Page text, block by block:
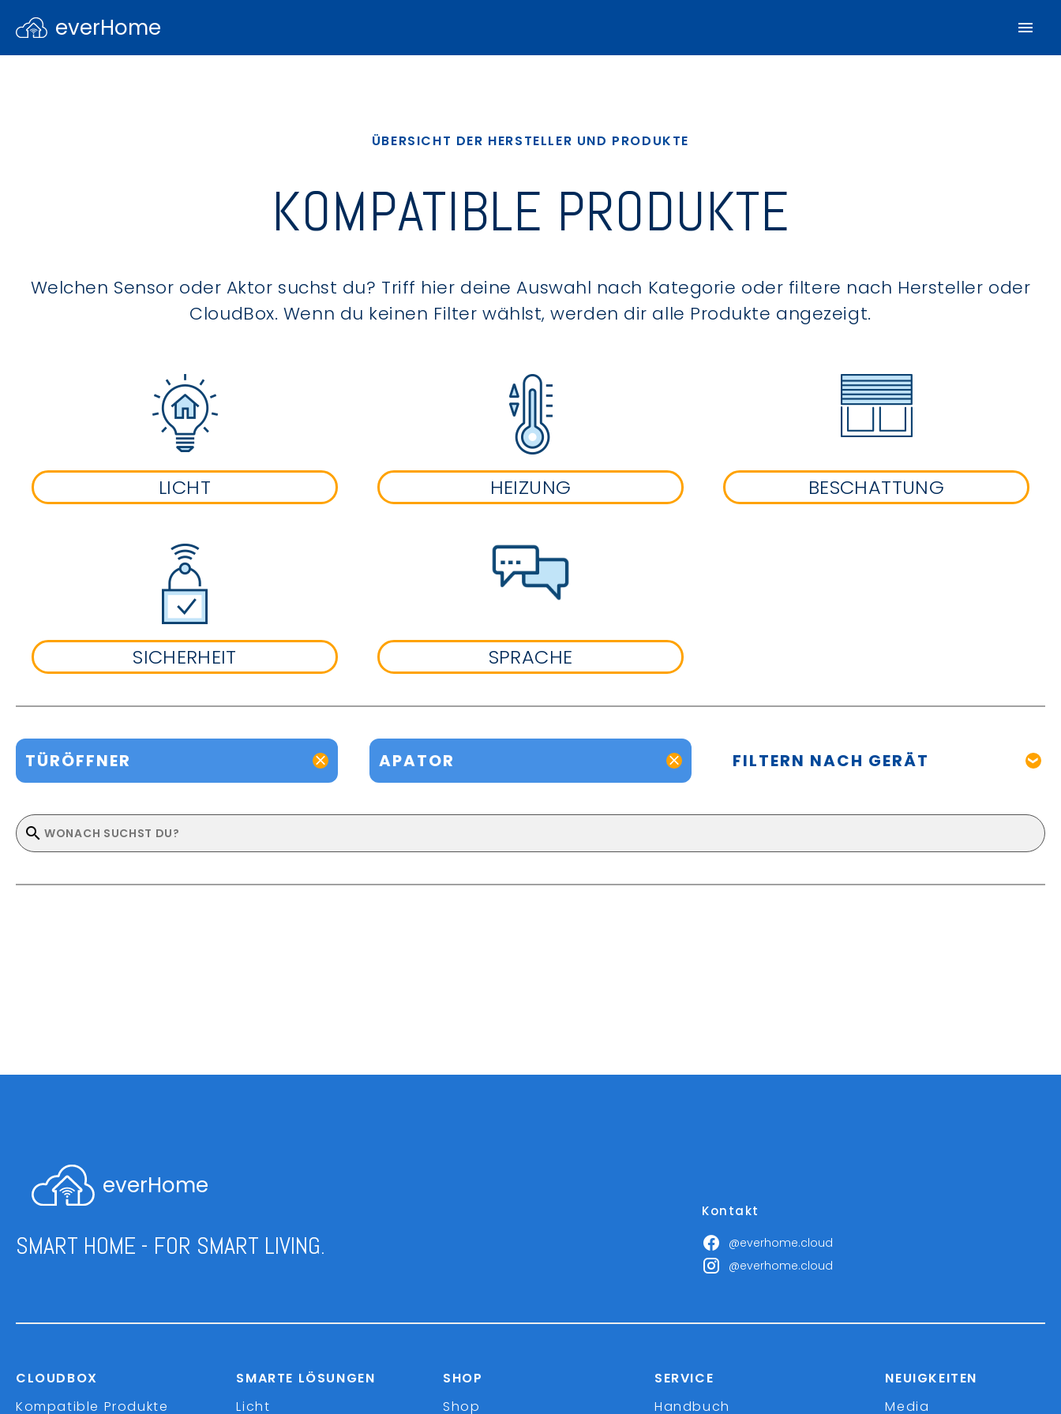
everHome
ÜBERSICHT DER HERSTELLER UND PRODUKTE
KOMPATIBLE PRODUKTE
Welchen Sensor oder Aktor suchst du? Triff hier deine Auswahl nach Kategorie oder filtere nach Hersteller oder
CloudBox. Wenn du keinen Filter wählst, werden dir alle Produkte angezeigt.
LICHT HEIZUNG BESCHATTUNG
SICHERHEIT SPRACHE
TÜRÖFFNER APATOR FILTERN NACH GERÄT
everHome
SMART HOME - FOR SMART LIVING.
Kontakt
@everhome.cloud
@everhome.cloud
CLOUDBOX
Kompatible Produkte
SMARTE LÖSUNGEN
Licht
SHOP
Shop
SERVICE
Handbuch
NEUIGKEITEN
Media